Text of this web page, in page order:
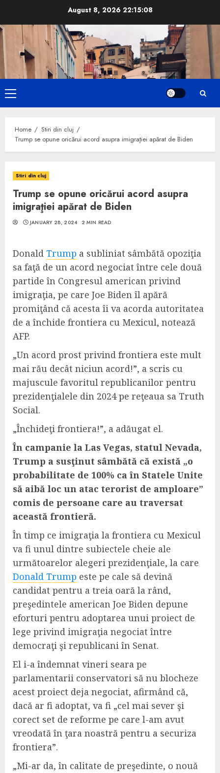
content
August 8, 2026 22:15:09
Primary
Menu
Home
Stiri din cluj
Trump se opune oricărui acord asupra imigraţiei apărat de Biden
Stiri din cluj
Trump se opune oricărui acord asupra
imigraţiei apărat de Biden
JANUARY 28, 2024 2 MIN READ
Donald Trump a subliniat sâmbătă opoziţia
sa faţă de un acord negociat între cele două
partide în Congresul american privind
imigraţia, pe care Joe Biden îl apără
promiţând că acesta îi va acorda autoritatea
de a închide frontiera cu Mexicul, notează
AFP.
„Un acord prost privind frontiera este mult
mai rău decât niciun acord!”, a scris cu
majuscule favoritul republicanilor pentru
prezidenţialele din 2024 pe reţeaua sa Truth
Social.
„Închideţi frontiera!”, a adăugat el.
În campanie la Las Vegas, statul Nevada,
Trump a susţinut sâmbătă că există „o
probabilitate de 100% ca în Statele Unite
să aibă loc un atac terorist de amploare”
comis de persoane care au traversat
această frontieră.
În timp ce imigraţia la frontiera cu Mexicul
va fi unul dintre subiectele cheie ale
următoarelor alegeri prezidenţiale, la care
Donald Trump este pe cale să devină
candidat pentru a treia oară la rând,
preşedintele american Joe Biden depune
eforturi pentru adoptarea unui proiect de
lege privind imigraţia negociat între
democraţi şi republicani în Senat.
El i-a îndemnat vineri seara pe
parlamentarii conservatori să nu blocheze
acest proiect deja negociat, afirmând că,
dacă ar fi adoptat, va fi „cel mai sever şi
corect set de reforme pe care l-am avut
vreodată în ţara noastră pentru a securiza
frontiera”.
„Mi-ar da, în calitate de preşedinte, o nouă